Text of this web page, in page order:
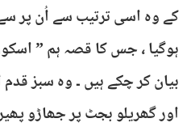
کے وہ اسی ترتیب سے اُن پر
ہوگیا ، جس کا قصہ ہم ”
بیان کر چکے ہیں ۔ وہ سبز
اور گھریلو بجٹ پر جھاڑو